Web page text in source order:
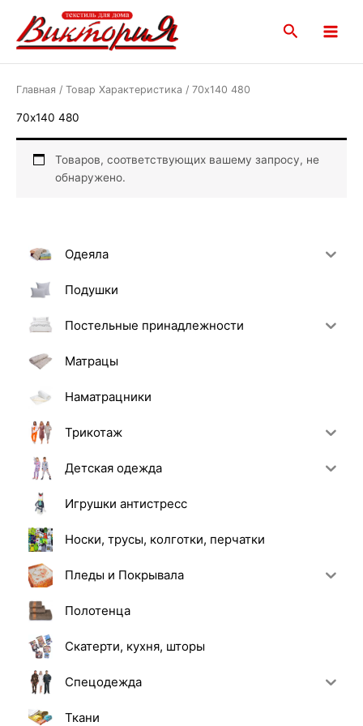
содержимому
Поиск
Menu
Одеяла
Подушки
Постельные принадлежности
Матрацы
Наматрацники
Трикотаж
Детская одежда
Игрушки антистресс
Носки, трусы, колготки, перчатки
Пледы и Покрывала
Полотенца
Скатерти, кухня, шторы
Спецодежда
Ткани
Главная / Товар Характеристика / 70х140 480
70х140 480
Товаров, соответствующих вашему запросу, не
обнаружено.